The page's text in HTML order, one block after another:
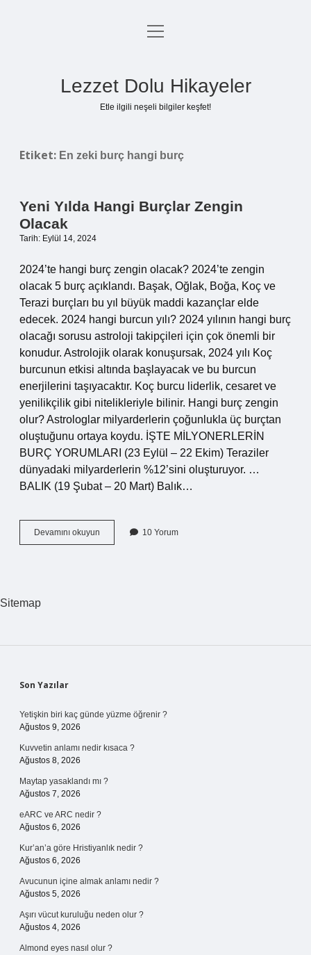
Anasayfa
menüyü
Lezzet Dolu Hikayeler
Etle ilgili neşeli bilgiler keşfet!
Etiket: En zeki burç hangi burç
Yeni Yılda Hangi Burçlar Zengin
Olacak
Tarih: Eylül 14, 2024
2024’te hangi burç zengin olacak? 2024’te zengin
olacak 5 burç açıklandı. Başak, Oğlak, Boğa, Koç ve
Terazi burçları bu yıl büyük maddi kazançlar elde
edecek. 2024 hangi burcun yılı? 2024 yılının hangi burç
olacağı sorusu astroloji takipçileri için çok önemli bir
konudur. Astrolojik olarak konuşursak, 2024 yılı Koç
burcunun etkisi altında başlayacak ve bu burcun
enerjilerini taşıyacaktır. Koç burcu liderlik, cesaret ve
yenilikçilik gibi nitelikleriyle bilinir. Hangi burç zengin
olur? Astrologlar milyarderlerin çoğunlukla üç burçtan
oluştuğunu ortaya koydu. İŞTE MİLYONERLERİN
BURÇ YORUMLARI (23 Eylül – 22 Ekim) Teraziler
dünyadaki milyarderlerin %12’sini oluşturuyor. …
BALIK (19 Şubat – 20 Mart) Balık…
Devamını okuyun
Yılda
10 Yorum
Sitemap
Sidebar
Son Yazılar
Yetişkin biri kaç günde yüzme öğrenir ?
Ağustos 9, 2026
Kuvvetin anlamı nedir kısaca ?
Ağustos 8, 2026
Maytap yasaklandı mı ?
Ağustos 7, 2026
eARC ve ARC nedir ?
Ağustos 6, 2026
Kur’an’a göre Hristiyanlık nedir ?
Ağustos 6, 2026
Avucunun içine almak anlamı nedir ?
Ağustos 5, 2026
Aşırı vücut kuruluğu neden olur ?
Ağustos 4, 2026
Almond eyes nasıl olur ?